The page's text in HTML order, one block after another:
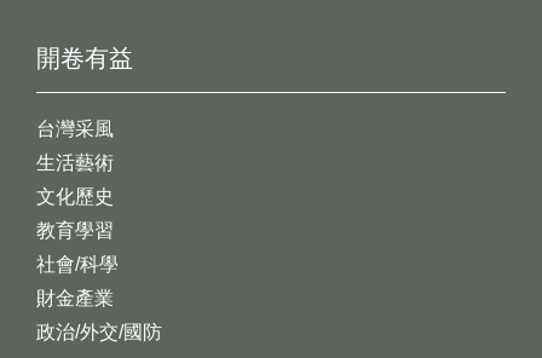
開卷有益
台灣采風
生活藝術
文化歷史
教育學習
社會/科學
財金產業
政治/外交/國防